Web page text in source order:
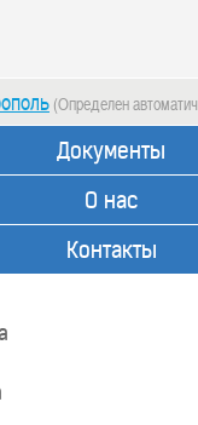
(Определен
Документы
О нас
Контакты